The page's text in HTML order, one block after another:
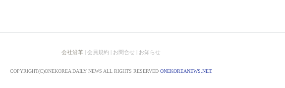
会社沿革 | 会員規約 | お問合せ | お知らせ
COPYRIGHT(C)ONEKOREA DAILY NEWS ALL RIGHTS RESERVED ONEKOREANEWS.NET.